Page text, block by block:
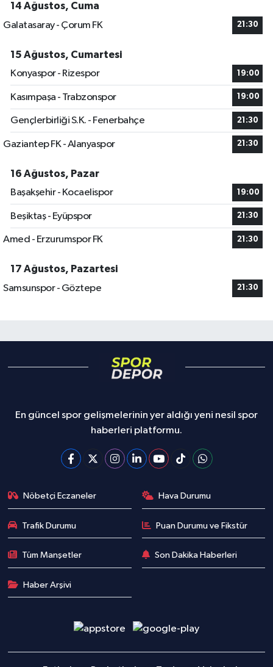
14 Ağustos, Cuma
Galatasaray - Çorum FK
21:30
15 Ağustos, Cumartesi
Konyaspor - Rizespor
19:00
Kasımpaşa - Trabzonspor 19:00
Gençlerbirliği S.K. - Fenerbahçe 21:30
Gaziantep FK - Alanyaspor 21:30
16 Ağustos, Pazar
Başakşehir - Kocaelispor
19:00
Beşiktaş - Eyüpspor 21:30
Amed - Erzurumspor FK 21:30
17 Ağustos, Pazartesi
Samsunspor - Göztepe
21:30
En güncel spor gelişmelerinin yer aldığı yeni nesil spor
haberleri platformu.
Nöbetçi Eczaneler Hava Durumu
Trafik Durumu Puan Durumu ve Fikstür
Tüm Manşetler Son Dakika Haberleri
Haber Arşivi